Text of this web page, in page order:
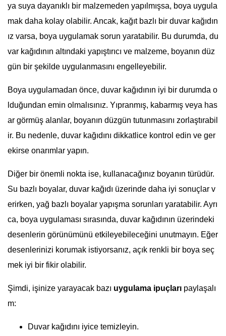
ya suya dayanıklı bir malzemeden yapılmışsa, boya uygula
mak daha kolay olabilir. Ancak, kağıt bazlı bir duvar kağıdın
ız varsa, boya uygulamak sorun yaratabilir. Bu durumda, du
var kağıdının altındaki yapıştırıcı ve malzeme, boyanın düz
gün bir şekilde uygulanmasını engelleyebilir.
Boya uygulamadan önce, duvar kağıdının iyi bir durumda o
lduğundan emin olmalısınız. Yıpranmış, kabarmış veya has
ar görmüş alanlar, boyanın düzgün tutunmasını zorlaştırabil
ir. Bu nedenle, duvar kağıdını dikkatlice kontrol edin ve ger
ekirse onarımlar yapın.
Diğer bir önemli nokta ise, kullanacağınız boyanın türüdür.
Su bazlı boyalar, duvar kağıdı üzerinde daha iyi sonuçlar v
erirken, yağ bazlı boyalar yapışma sorunları yaratabilir. Ayrı
ca, boya uygulaması sırasında, duvar kağıdının üzerindeki
desenlerin görünümünü etkileyebileceğini unutmayın. Eğer
desenlerinizi korumak istiyorsanız, açık renkli bir boya seç
mek iyi bir fikir olabilir.
Şimdi, işinize yarayacak bazı uygulama ipuçları paylaşalı
m:
Duvar kağıdını iyice temizleyin.